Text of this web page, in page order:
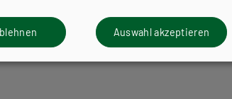
Texten. Auswahl akzeptieren